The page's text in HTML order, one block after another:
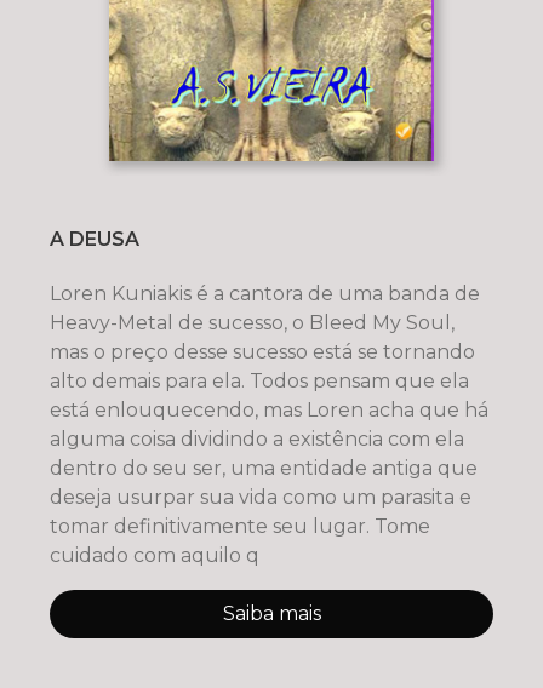
A DEUSA
Loren Kuniakis é a cantora de uma banda de
Heavy-Metal de sucesso, o Bleed My Soul,
mas o preço desse sucesso está se tornando
alto demais para ela. Todos pensam que ela
está enlouquecendo, mas Loren acha que há
alguma coisa dividindo a existência com ela
dentro do seu ser, uma entidade antiga que
deseja usurpar sua vida como um parasita e
tomar definitivamente seu lugar. Tome
cuidado com aquilo q
Saiba mais